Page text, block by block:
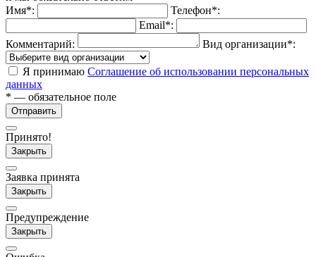
Имя*:
Телефон*:
Email*:
Комментарий:
Вид организации*:
Я принимаю Соглашение об использовании персональных
данных
* — обязательное поле
Отправить
Принято!
Закрыть
Заявка принята
Закрыть
Предупреждение
Закрыть